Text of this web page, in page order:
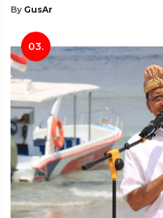
By GusAr
03.